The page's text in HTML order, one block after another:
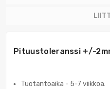
Pituustoleranssi +/-
Tuotantoaika - 5-7 viikkoa.